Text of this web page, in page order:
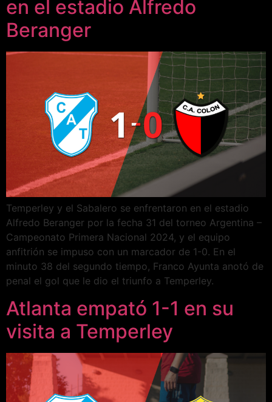
en el estadio Alfredo
Beranger
Temperley y el Sabalero se enfrentaron en el estadio
Alfredo Beranger por la fecha 31 del torneo Argentina –
Campeonato Primera Nacional 2024, y el equipo
anfitrión se impuso con un marcador de 1-0. En el
minuto 38 del segundo tiempo, Franco Ayunta anotó de
penal el gol que le dio el triunfo a Temperley.
Atlanta empató 1-1 en su
visita a Temperley